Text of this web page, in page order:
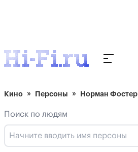
Кино Персоны Норман Фостер
Поиск по людям